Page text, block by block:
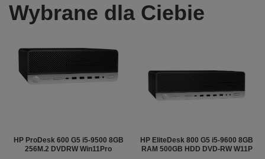
Wybrane dla Ciebie
HP ProDesk 600 G5 i5-9500 8GB
256M.2 DVDRW Win11Pro
HP EliteDesk 800 G5 i5-9600 8GB
RAM 500GB HDD DVD-RW W11P